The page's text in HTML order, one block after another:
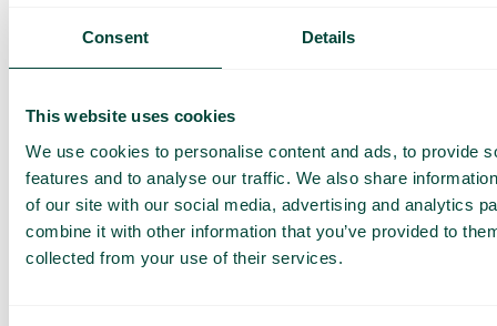
Consent Details
This website uses cookies
We use cookies to personalise content and ads, to provide
features and to analyse our traffic. We also share
of our site with our social media, advertising and analytics
combine it with other information that you’ve provided to
collected from your use of their services.
Klik dig igennem vores demo
Integrer med dine
yndlingssystemer
Integrer vores telefoni og omstillingsbord med de